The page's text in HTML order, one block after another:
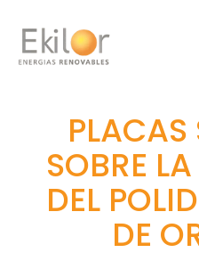
PLACAS
SOBRE
DEL
DE